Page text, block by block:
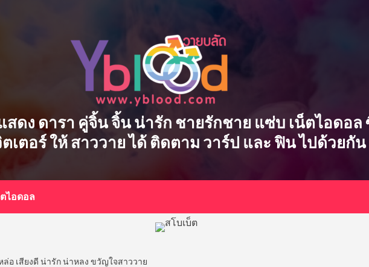
สดง ดารา คู่จิ้น จิ้น น่ารัก ชายรักชาย แซ่บ เน็ตไอดอ
เตอร์ ให้ สาววาย ได้ ติดตาม วาร์ป และ ฟิน ไปด้วยกัน
ไอดอล
อ เสียงดี น่ารัก น่าหลง ขวัญใจสาววาย